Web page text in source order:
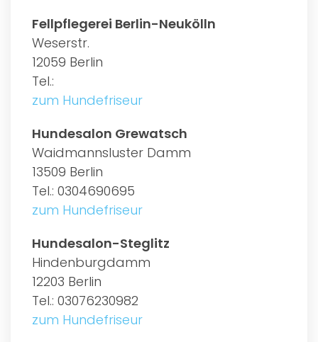
Fellpflegerei Berlin-Neukölln
Weserstr.
12059 Berlin
Tel.:
zum Hundefriseur
Hundesalon Grewatsch
Waidmannsluster Damm
13509 Berlin
Tel.: 0304690695
zum Hundefriseur
Hundesalon-Steglitz
Hindenburgdamm
12203 Berlin
Tel.: 03076230982
zum Hundefriseur